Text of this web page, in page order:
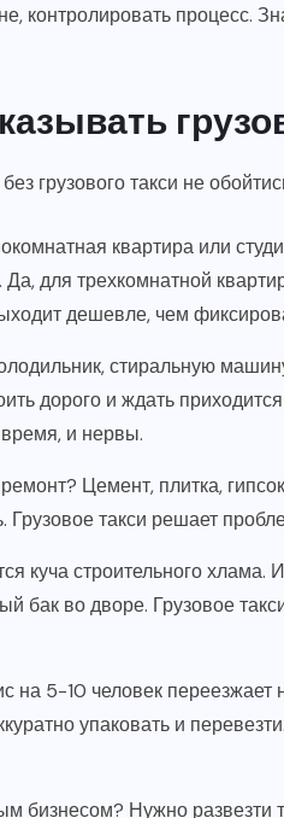
контролировать процесс.
грузового такси не
квартира или
для трехкомнатной
дешевле, чем
стиральную
дорого и ждать
и нервы.
Цемент, плитка,
такси решает
куча строительного хлама.
во дворе. Грузовое
на 5-10 человек переезжает
упаковать и
бизнесом? Нужно развезти